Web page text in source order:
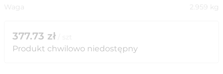
Waga
2.959 kg
377.73 zł
Produkt chwilowo niedostępny